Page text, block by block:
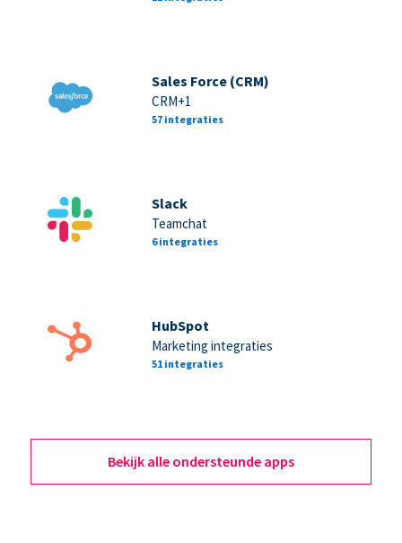
Sales Force (CRM)
CRM+1
57 integraties
Slack
Teamchat
6 integraties
HubSpot
Marketing integraties
51 integraties
Bekijk alle ondersteunde apps